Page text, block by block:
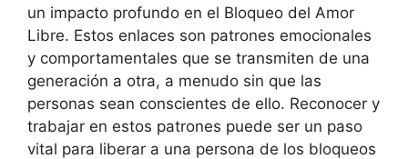
un impacto profundo en el Bloqueo del Amor
Libre. Estos enlaces son patrones emocionales
y comportamentales que se transmiten de una
generación a otra, a menudo sin que las
personas sean conscientes de ello. Reconocer y
trabajar en estos patrones puede ser un paso
vital para liberar a una persona de los bloqueos